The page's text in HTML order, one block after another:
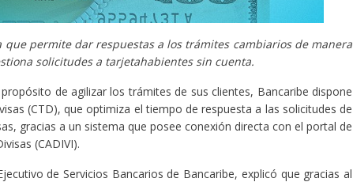
que permite dar respuestas a los trámites cambiarios de manera
solicitudes a tarjetahabientes sin cuenta.
de agilizar los trámites de sus clientes, Bancaribe dispone
(CTD), que optimiza el tiempo de respuesta a las solicitudes de
gracias a un sistema que posee conexión directa con el portal de
(CADIVI).
de Servicios Bancarios de Bancaribe, explicó que gracias al